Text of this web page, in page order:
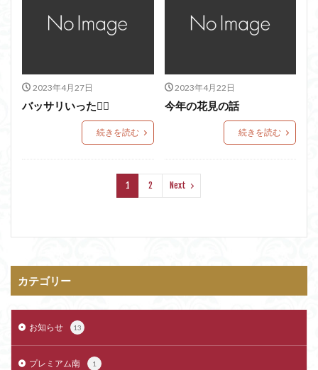
2023年4月27日
バッサリいった💇‍♀️
続きを読む
2023年4月22日
今年の花見の話
続きを読む
1 2 Next
カテゴリー
お知らせ 13
プレミアム南 1